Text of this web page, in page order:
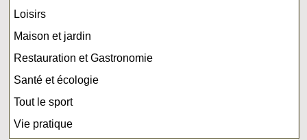
Loisirs
Maison et jardin
Restauration et Gastronomie
Santé et écologie
Tout le sport
Vie pratique